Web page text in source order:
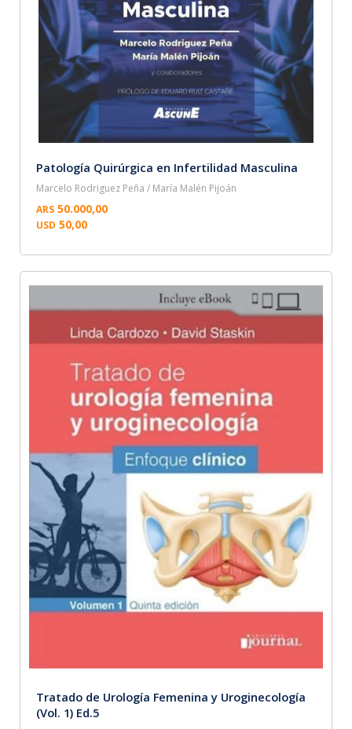
Patología Quirúrgica en Infertilidad Masculina
Marcelo Rodriguez Peña / María Malén Pijoán
ARS 50.000,00
USD 50,00
Tratado de Urología Femenina y Uroginecología
(Vol. 1) Ed.5